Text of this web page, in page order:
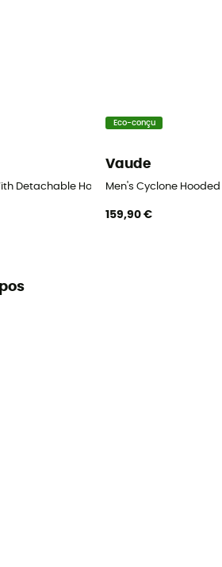
Detachable Hood - Veste softshell
Eco-conçu
Vaude
Men's Cyclone
159,90 €